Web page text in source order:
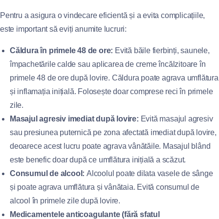
Pentru a asigura o vindecare eficientă și a evita complicațiile,
este important să eviți anumite lucruri:
Căldura în primele 48 de ore: Evită băile fierbinți, saunele,
împachetările calde sau aplicarea de creme încălzitoare în
primele 48 de ore după lovire. Căldura poate agrava umflătura
și inflamația inițială. Folosește doar comprese reci în primele
zile.
Masajul agresiv imediat după lovire: Evită masajul agresiv
sau presiunea puternică pe zona afectată imediat după lovire,
deoarece acest lucru poate agrava vânătăile. Masajul blând
este benefic doar după ce umflătura inițială a scăzut.
Consumul de alcool: Alcoolul poate dilata vasele de sânge
și poate agrava umflătura și vânătaia. Evită consumul de
alcool în primele zile după lovire.
Medicamentele anticoagulante (fără sfatul